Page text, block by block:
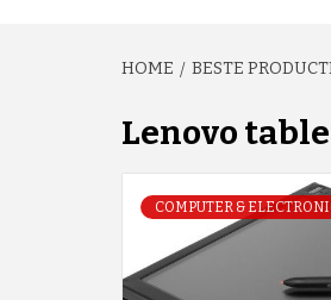
HOME BESTE
Lenovo
COMPUTER &